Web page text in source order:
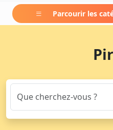
Parcourir les